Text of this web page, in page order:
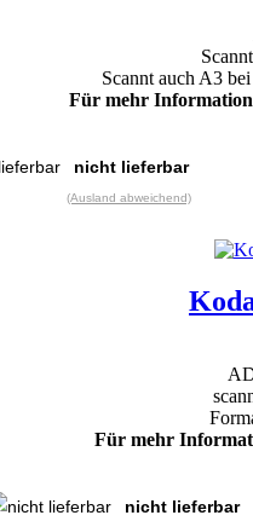
Scannt auch A3
Für mehr
nicht lieferbar
(Ausland abweichend)
Für mehr
nicht lieferbar